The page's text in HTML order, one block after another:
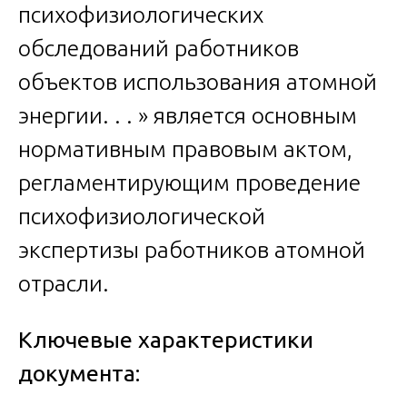
психофизиологических
обследований работников
объектов использования атомной
энергии. . . » является основным
нормативным правовым актом,
регламентирующим проведение
психофизиологической
экспертизы работников атомной
отрасли.
Ключевые характеристики
документа: